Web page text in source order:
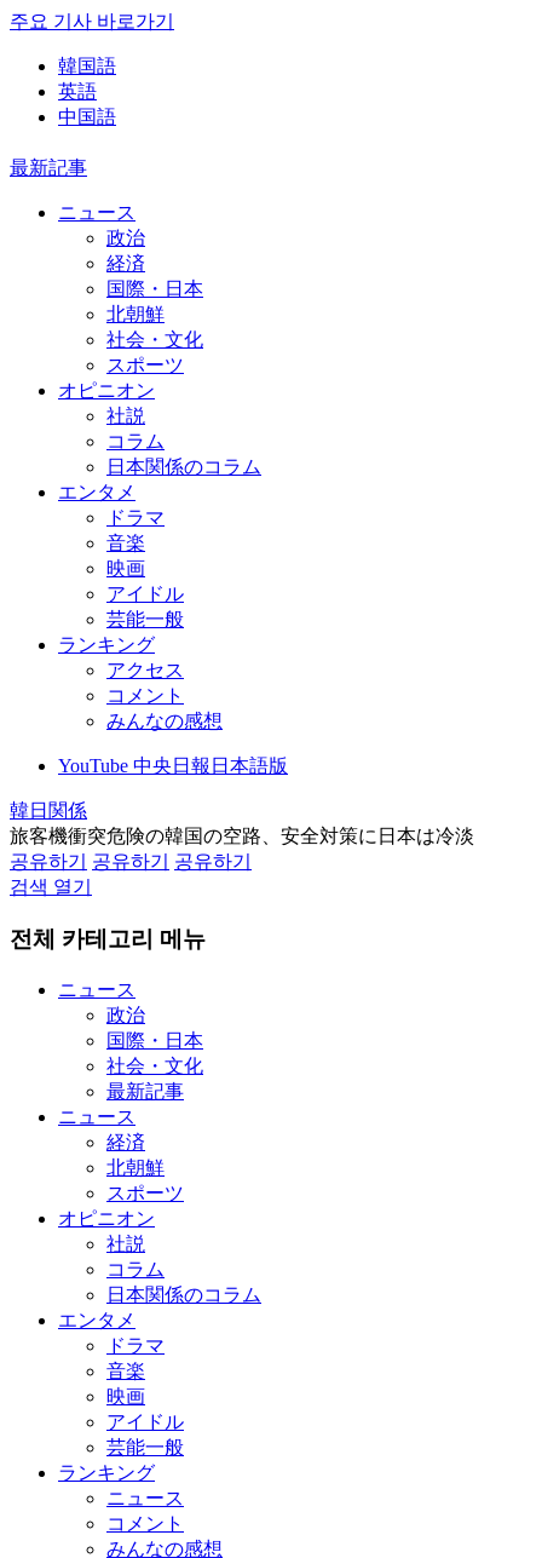
주요 기사 바로가기
韓国語
英語
中国語
最新記事
ニュース
政治
経済
国際・日本
北朝鮮
社会・文化
スポーツ
オピニオン
社説
コラム
日本関係のコラム
エンタメ
ドラマ
音楽
映画
アイドル
芸能一般
ランキング
アクセス
コメント
みんなの感想
YouTube 中央日報日本語版
韓日関係
旅客機衝突危険の韓国の空路、安全対策に日本は冷淡
공유하기
공유하기
공유하기
검색 열기
전체 카테고리 메뉴
ニュース
政治
国際・日本
社会・文化
最新記事
ニュース
経済
北朝鮮
スポーツ
オピニオン
社説
コラム
日本関係のコラム
エンタメ
ドラマ
音楽
映画
アイドル
芸能一般
ランキング
ニュース
コメント
みんなの感想